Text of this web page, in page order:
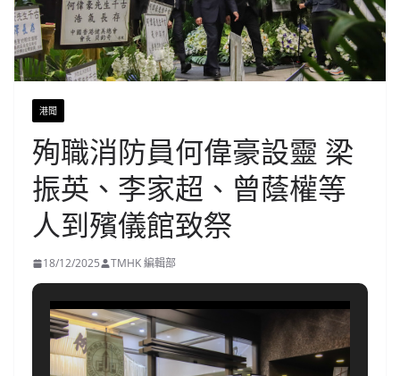
港聞
殉職消防員何偉豪設靈 梁
振英、李家超、曾蔭權等
人到殯儀館致祭
18/12/2025 TMHK 編輯部